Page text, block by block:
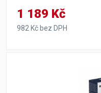
1 189 Kč
982 Kč bez DPH